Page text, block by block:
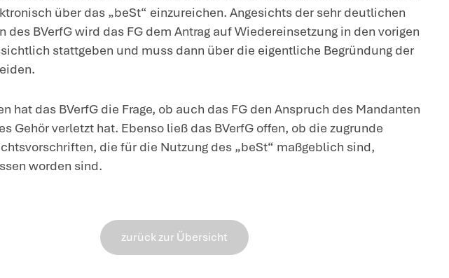
Das Gebot auf effektiven Rechtsschutz garantiert
Gerichten sowie die Wirksamkeit des Rechtsschutzes.
den Gerichten nicht unzumutbar erschwert und die an
Im Streitfall kam es zum Jahreswechsel 2022/2023 zu
Übergangssituation, weil einerseits ab dem 1.1.2023
„beSt“ bestand, andererseits aber das Verfahren für
„beSt“ erst mit dem Erhalt des Registrierungsbriefs